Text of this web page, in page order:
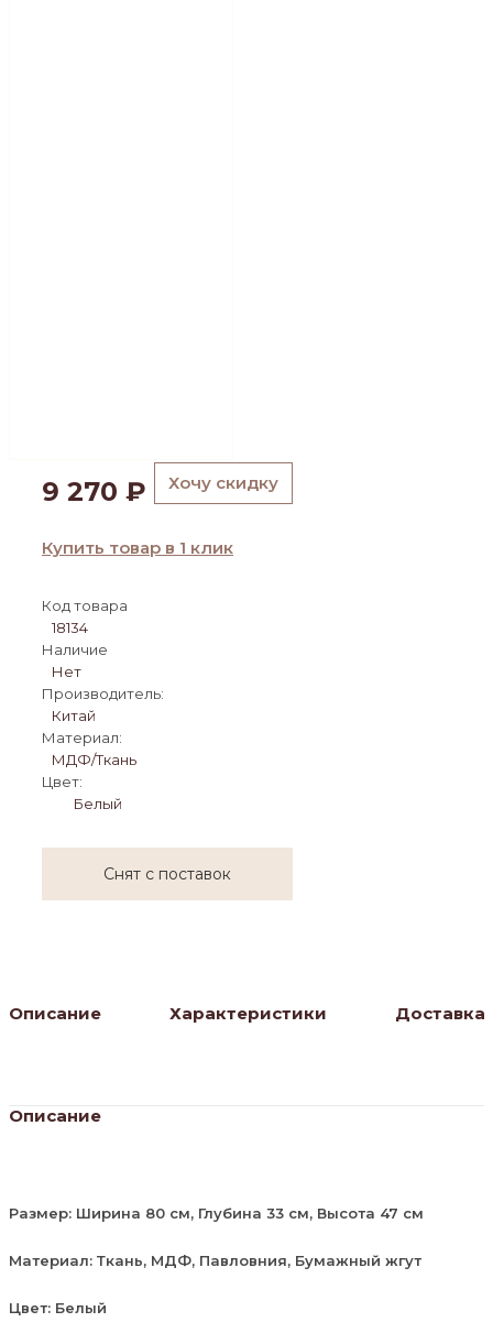
9 270 ₽ Хочу скидку
Купить товар в 1 клик
Код товара
18134
Наличие
Нет
Производитель:
Китай
Материал:
МДФ/Ткань
Цвет:
Белый
Снят с поставок
Описание Характеристики Доставка
Описание
Размер: Ширина 80 см, Глубина 33 см, Высота 47 см
Материал: Ткань, МДФ, Павловния, Бумажный жгут
Цвет: Белый